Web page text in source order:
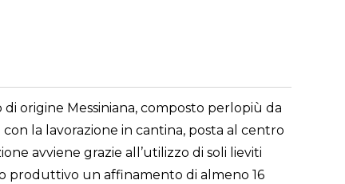
origine Messiniana, composto perlopiù da
la lavorazione in cantina, posta al centro
avviene grazie all’utilizzo di soli lieviti
produttivo un affinamento di almeno 16